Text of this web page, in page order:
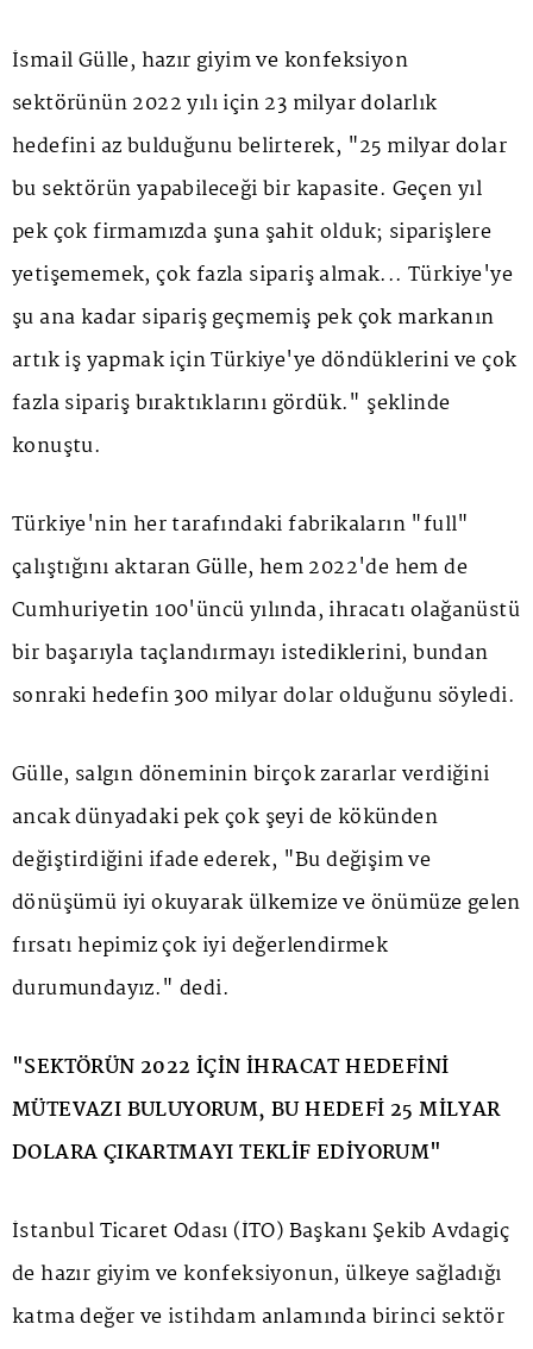
İsmail Gülle, hazır giyim ve konfeksiyon
sektörünün 2022 yılı için 23 milyar dolarlık
hedefini az bulduğunu belirterek, "25 milyar dolar
bu sektörün yapabileceği bir kapasite. Geçen yıl
pek çok firmamızda şuna şahit olduk; siparişlere
yetişememek, çok fazla sipariş almak... Türkiye'ye
şu ana kadar sipariş geçmemiş pek çok markanın
artık iş yapmak için Türkiye'ye döndüklerini ve çok
fazla sipariş bıraktıklarını gördük." şeklinde
konuştu.
Türkiye'nin her tarafındaki fabrikaların "full"
çalıştığını aktaran Gülle, hem 2022'de hem de
Cumhuriyetin 100'üncü yılında, ihracatı olağanüstü
bir başarıyla taçlandırmayı istediklerini, bundan
sonraki hedefin 300 milyar dolar olduğunu söyledi.
Gülle, salgın döneminin birçok zararlar verdiğini
ancak dünyadaki pek çok şeyi de kökünden
değiştirdiğini ifade ederek, "Bu değişim ve
dönüşümü iyi okuyarak ülkemize ve önümüze gelen
fırsatı hepimiz çok iyi değerlendirmek
durumundayız." dedi.
"SEKTÖRÜN 2022 İÇİN İHRACAT HEDEFİNİ
MÜTEVAZI BULUYORUM, BU HEDEFİ 25 MİLYAR
DOLARA ÇIKARTMAYI TEKLİF EDİYORUM"
İstanbul Ticaret Odası (İTO) Başkanı Şekib Avdagiç
de hazır giyim ve konfeksiyonun, ülkeye sağladığı
katma değer ve istihdam anlamında birinci sektör